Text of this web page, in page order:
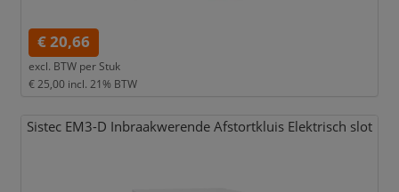
€ 20,66
excl. BTW per Stuk
€ 25,00 incl. 21% BTW
Sistec EM3-D Inbraakwerende Afstortkluis Elektrisch slot